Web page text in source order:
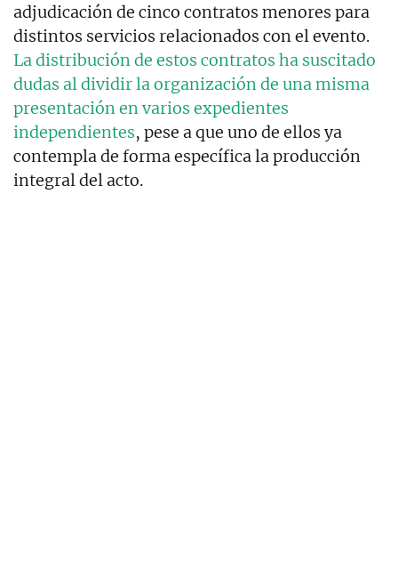
adjudicación de cinco contratos menores para
distintos servicios relacionados con el evento.
La distribución de estos contratos ha suscitado
dudas al dividir la organización de una misma
presentación en varios expedientes
independientes, pese a que uno de ellos ya
contempla de forma específica la producción
integral del acto.